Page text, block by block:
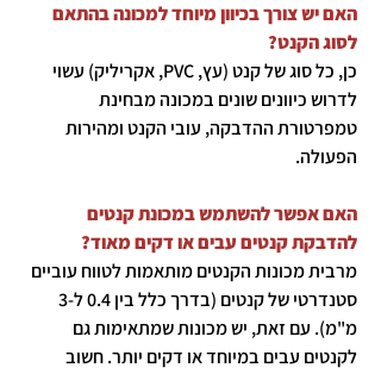
האם יש צורך בכיוון מיוחד למכונה בהתאם
לסוג הקנט?
כן, כל סוג של קנט (עץ, PVC, אקריליק) עשוי
לדרוש כיוונים שונים במכונה מבחינת
טמפרטורת ההדבקה, עובי הקנט ומהירות
הפעולה.
האם אפשר להשתמש במכונת קנטים
להדבקת קנטים עבים או דקים מאוד?
מרבית מכונות הקנטים מותאמות לטווח עוביים
סטנדרטי של קנטים (בדרך כלל בין 0.4 ל-3
מ"מ). עם זאת, יש מכונות שמתאימות גם
לקנטים עבים במיוחד או דקים יותר. חשוב